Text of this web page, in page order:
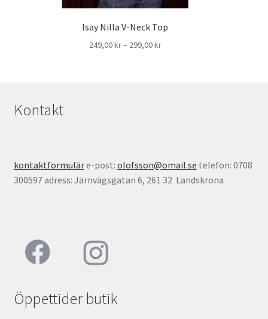
Isay Nilla V-Neck Top
249,00kr– 299,00krPrisintervall:
Kontakt
kontaktformuläre-post: olofsson@omail.se telefon: 0708
300597 adress: Järnvägsgatan 6, 261 32 Landskrona
Öppettider butik